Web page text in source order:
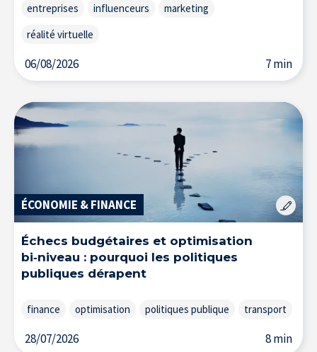
entreprises influenceurs
marketing
réalité virtuelle
06/08/2026 7 min
ÉCONOMIE & FINANCE
Échecs budgétaires et optimisation
bi‑niveau : pourquoi les politiques
publiques dérapent
finance optimisation politiques publique transport
28/07/2026 8 min